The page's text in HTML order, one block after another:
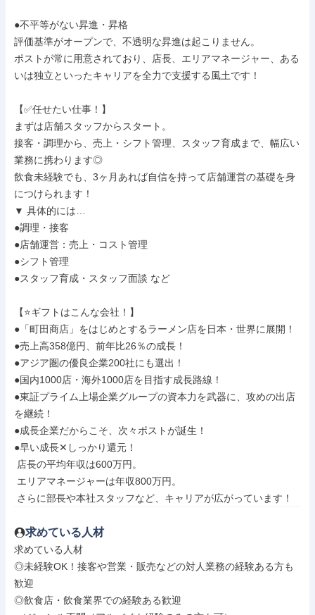
●不平等がない昇進・昇格
評価基準がオープンで、不透明な昇進は起こりません。
ポストが常に用意されており、店長、エリアマネージャー、ある
いは独立といったキャリアを全力で支援する風土です！
【✅️任せたい仕事！】
まずは店舗スタッフからスタート。
接客・調理から、売上・シフト管理、スタッフ育成まで、幅広い
業務に携わります◎
飲食未経験でも、3ヶ月あれば自信を持って店舗運営の基礎を身
につけられます！
▼ 具体的には…
●調理・接客
●店舗運営：売上・コスト管理
●シフト管理
●スタッフ育成・スタッフ面談 など
【⭐️ギフトはこんな会社！】
●「町田商店」をはじめとするラーメン店を日本・世界に展開！
●売上高358億円、前年比26％の成長！
●アジア圏の優良企業200社にも選出！
●国内1000店・海外1000店を目指す成長路線！
●東証プライム上場企業グループの資本力を武器に、攻めの出店
を継続！
●成長企業だからこそ、次々ポストが誕生！
●早い成長✕しっかり還元！
さらに部長や本社スタッフなど、キャリアが広がっています！
求めている人材
求めている人材
◎未経験OK！接客や営業・販売などの対人業務の経験ある方も
歓迎
◎飲食店・飲食業界での経験ある歓迎